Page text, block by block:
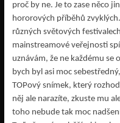
proč by ne. Je to zase něco
hororových příběhů
různých světových
mainstreamové veřejnosti
uznávám, že ne každému
bych byl asi moc
TOPový snímek, který
něj ale narazíte, zkuste mu
toho nebude tak moc